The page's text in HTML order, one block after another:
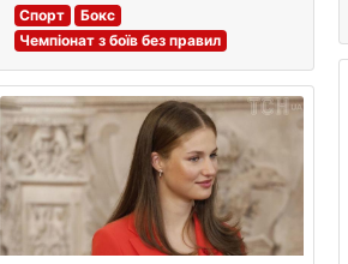
Спорт
Бокс
Чемпіонат з боїв без правил